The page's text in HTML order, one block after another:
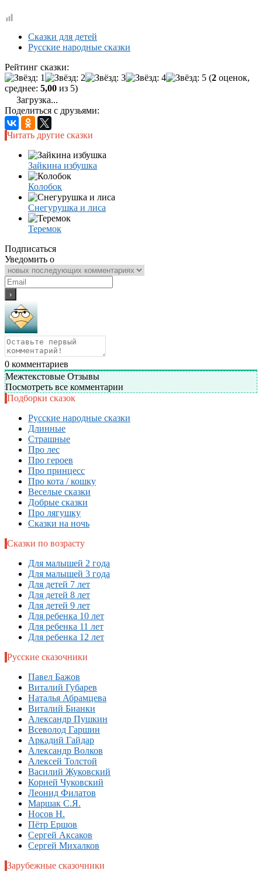
Сказки для детей
Русские народные сказки
Рейтинг сказки:
(2 оценок,
среднее: 5,00 из 5)
Загрузка...
Поделиться с друзьями:
Читать другие сказки
Зайкина избушка
Колобок
Снегурушка и лиса
Теремок
Подписаться
Уведомить о
0 комментариев
Межтекстовые Отзывы
Посмотреть все комментарии
Подборки сказок
Русские народные сказки
Длинные
Страшные
Про лес
Про героев
Про принцесс
Про кота / кошку
Веселые сказки
Добрые сказки
Про лягушку
Сказки на ночь
Сказки по возрасту
Для малышей 2 года
Для малышей 3 года
Для детей 7 лет
Для детей 8 лет
Для детей 9 лет
Для ребенка 10 лет
Для ребенка 11 лет
Для ребенка 12 лет
Русские сказочники
Павел Бажов
Виталий Губарев
Наталья Абрамцева
Виталий Бианки
Александр Пушкин
Всеволод Гаршин
Аркадий Гайдар
Александр Волков
Алексей Толстой
Василий Жуковский
Корней Чуковский
Леонид Филатов
Маршак С.Я.
Носов Н.
Пётр Ершов
Сергей Аксаков
Сергей Михалков
Зарубежные сказочники